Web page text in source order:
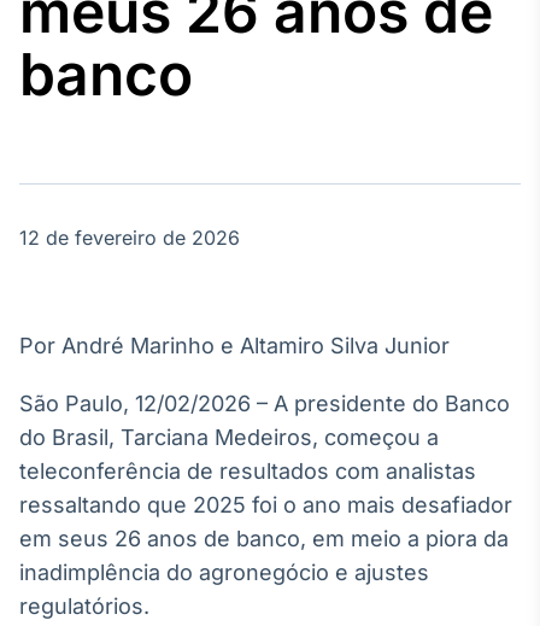
Agro
Broadcast
Energia
O setor de
energia elétrica
no Brasil
Broadcast
White Label
banco
12 de fevereiro de 2026
Por André Marinho e Altamiro Silva Junior
São Paulo, 12/02/2026 – A presidente do Banco
do Brasil, Tarciana Medeiros, começou a
teleconferência de resultados com analistas
ressaltando que 2025 foi o ano mais desafiador
em seus 26 anos de banco, em meio a piora da
inadimplência do agronegócio e ajustes
regulatórios.